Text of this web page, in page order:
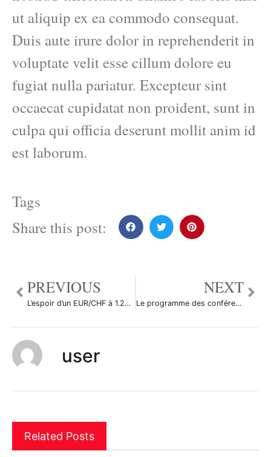
ut aliquip ex ea commodo consequat.
Duis aute irure dolor in reprehenderit in
voluptate velit esse cillum dolore eu
fugiat nulla pariatur. Excepteur sint
occaecat cupidatat non proident, sunt in
culpa qui officia deserunt mollit anim id
est laborum.
Tags
Share this post:
PREVIOUS
L’espoir d’un EUR/CHF à 1.25 s’éloigne de jour en jour
NEXT
Le programme des conférences du Salon de l’Analyse technique et graphique est dévoilé!
user
Related Posts